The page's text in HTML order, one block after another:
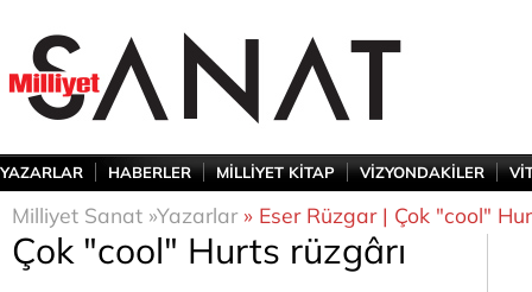
YAZARLAR HABERLER MİLLİYET KİTAP VİZYONDAKİLER
Milliyet Sanat »Yazarlar» Eser Rüzgar | Çok "cool"
Çok "cool" Hurts rüzgârı